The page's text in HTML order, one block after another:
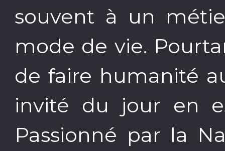
souvent à un
mode de vie.
de faire humanité
invité du jour en
Passionné par la